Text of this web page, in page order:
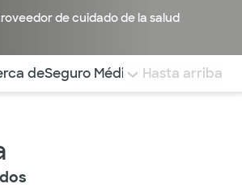
de cuidado de la salud
para saltar rápidamente a
deSeguro Médico COMENTARIOS
Hasta arriba